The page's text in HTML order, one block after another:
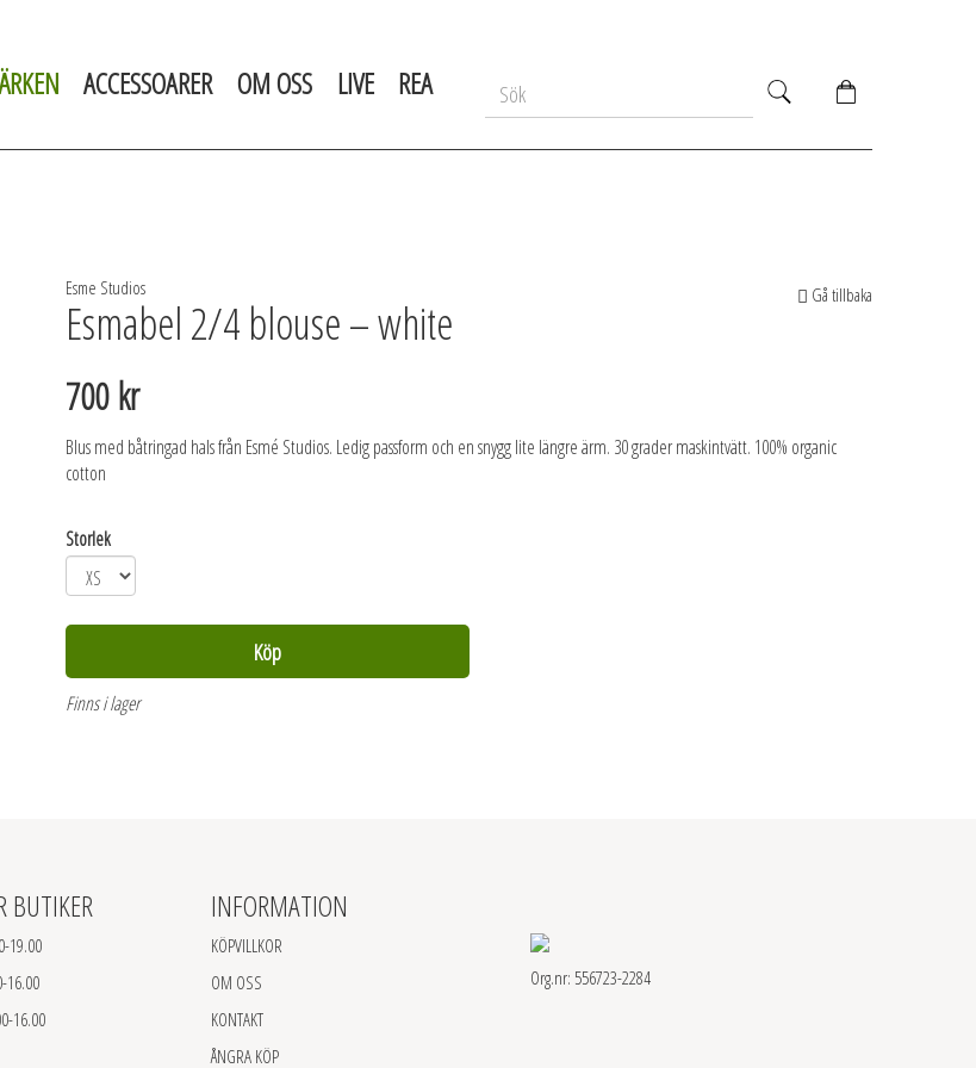
ACCESSOARER OM OSS LIVE REA
Gå tillbaka
Esme Studios
Esmabel 2/4 blouse – white
700 kr
Blus med båtringad hals från Esmé Studios. Ledig passform och en snygg lite längre ärm. 30 grader maskintvätt. 100% organic
cotton
Storlek
Köp
Finns i lager
BUTIKER INFORMATION
KÖPVILLKOR
OM OSS
KONTAKT
ÅNGRA KÖP
Org.nr: 556723-2284